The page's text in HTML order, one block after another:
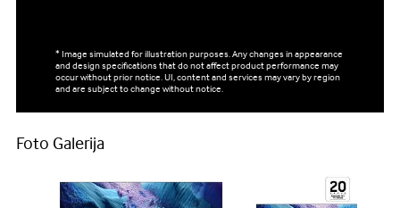
* Image simulated for illustration purposes. Any changes in appearance
and design specifications that do not affect product performance may
occur without prior notice. UI, content and services may vary by region
and are subject to change without notice.
Foto Galerija